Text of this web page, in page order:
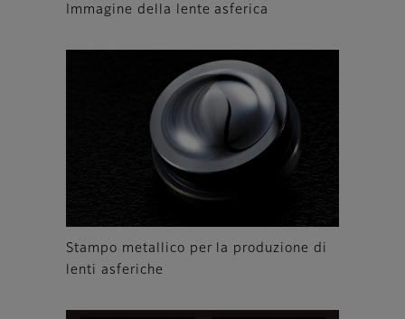
Immagine della lente asferica
Stampo metallico per la produzione di
lenti asferiche